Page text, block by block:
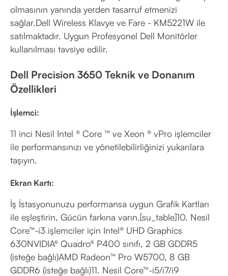
olmasının yanında yerden tasarruf etmenizi
sağlar.Dell Wireless Klavye ve Fare - KM5221W ile
satılmaktadır. Uygun Profesyonel Dell Monitörler
kullanılması tavsiye edilir.
Dell Precision 3650 Teknik ve Donanım
Özellikleri
İşlemci:
11 inci Nesil Intel ® Core ™ ve Xeon ® vPro işlemciler
ile performansınızı ve yönetilebilirliğinizi yukarılara
taşıyın.
Ekran Kartı:
İş İstasyonunuzu performansa uygun Grafik Kartları
ile eşleştirin, Gücün farkına varın.[su_table]10. Nesil
Core™-i3 işlemciler için Intel® UHD Graphics
630NVIDIA® Quadro® P400 sınıfı, 2 GB GDDR5
(isteğe bağlı)AMD Radeon™ Pro W5700, 8 GB
GDDR6 (isteğe bağlı)11. Nesil Core™-i5/i7/i9